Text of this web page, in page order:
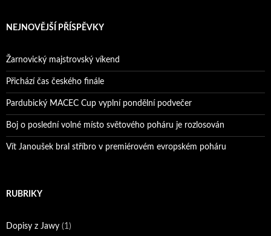
NEJNOVĚJŠÍ PŘÍSPĚVKY
Žarnovický majstrovský víkend
Přichází čas českého finále
Pardubický MACEC Cup vyplní pondělní podvečer
Boj o poslední volné místo světového poháru je rozlosován
Vít Janoušek bral stříbro v premiérovém evropském poháru
RUBRIKY
Dopisy z Jawy (1)